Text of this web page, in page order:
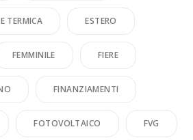
TERMICA ESTERO
FEMMINILE FIERE
FINANZIAMENTI
FOTOVOLTAICO FVG